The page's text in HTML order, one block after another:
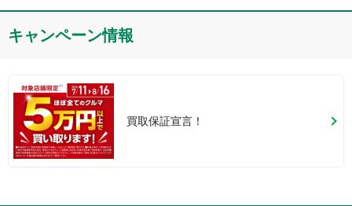
キャンペーン情報
買取保証宣言！